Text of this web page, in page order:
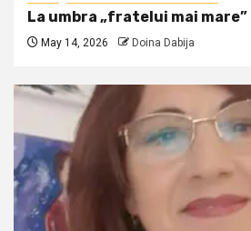
La umbra „fratelui mai mare”
May 14, 2026 Doina Dabija